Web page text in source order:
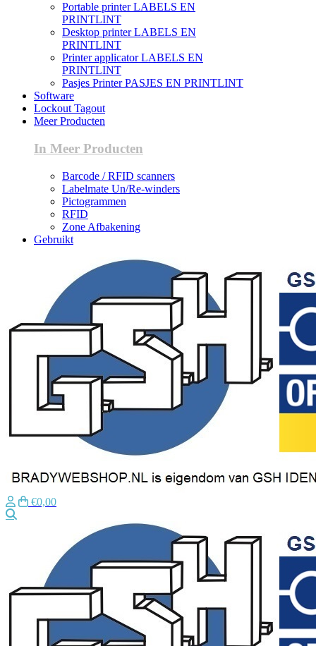
Portable printer LABELS EN
PRINTLINT
Desktop printer LABELS EN
PRINTLINT
Printer applicator LABELS EN
PRINTLINT
Pasjes Printer PASJES EN PRINTLINT
Software
Lockout Tagout
Meer Producten
In Meer Producten
Barcode / RFID scanners
Labelmate Un/Re-winders
Pictogrammen
RFID
Zone Afbakening
Gebruikt
€0,00